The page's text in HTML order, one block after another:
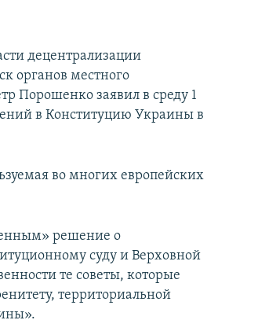
децентрализации
органов местного
Порошенко заявил в среду 1
в Конституцию Украины в
во многих европейских
решение о
суду и Верховной
те советы, которые
территориальной